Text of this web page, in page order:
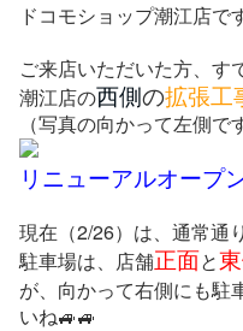
ドコモショップ潮江店で
ご来店いただいた方、す
潮江店の西側の拡張工
（写真の向かって左側で
リニューアルオープ
現在（2/26）は、通常通
駐車場は、店舗正面と
が、向かって右側にも駐
いね🚙🚙